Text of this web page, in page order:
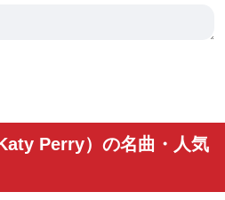
Perry）の名曲・人気